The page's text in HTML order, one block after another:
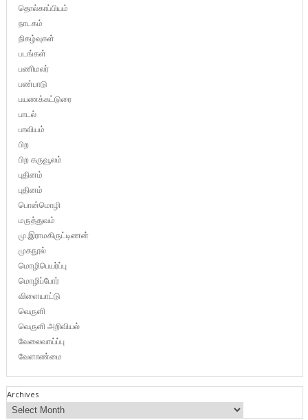
தொல்காப்பியம்
நாடகம்
நிகழ்வுகள்
படங்கள்
பணிமலர்
பண்பாடு
பயணக்கட்டுரை
பாடல்
பாவியம்
பிற
பிற கருவூலம்
புதினம்
புதினம்
பொன்மொழி
மருத்துவம்
மு.இராமகிருட்டிணன்
முகநூல்
மொழிபெயர்ப்பு
மொழிப்போர்
விளையாட்டு
வெருளி
வெருளி அறிவியல்
வேலைவாய்ப்பு
வேளாண்மை
Archives